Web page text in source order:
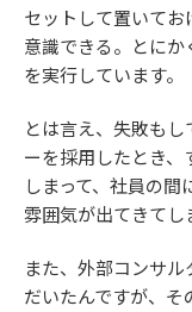
セットして置いて
意識できる。とに
を実行しています。
とは言え、失敗も
ーを採用したとき
しまって、社員の
雰囲気が出てきてし
また、外部コンサ
だいたんですが、